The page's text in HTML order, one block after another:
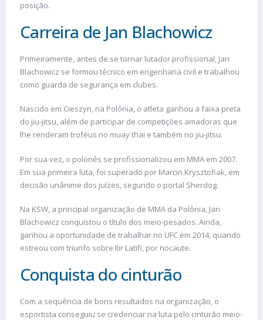
posição.
Carreira de Jan Blachowicz
Primeiramente, antes de se tornar lutador profissional, Jan
Blachowicz se formou técnico em engenharia civil e trabalhou
como guarda de segurança em clubes.
Nascido em Cieszyn, na Polônia, o atleta ganhou a faixa preta
do jiu-jitsu, além de participar de competições amadoras que
lhe renderam troféus no muay thai e também no jiu-jitsu.
Por sua vez, o polonês se profissionalizou em MMA em 2007.
Em sua primeira luta, foi superado por Marcin Krysztofiak, em
decisão unânime dos juízes, segundo o portal Sherdog.
Na KSW, a principal organização de MMA da Polônia, Jan
Blachowicz conquistou o título dos meio-pesados. Ainda,
ganhou a oportunidade de trabalhar no UFC em 2014, quando
estreou com triunfo sobre Ilir Latifi, por nocaute.
Conquista do cinturão
Com a sequência de bons resultados na organização, o
esportista conseguiu se credenciar na luta pelo cinturão meio-